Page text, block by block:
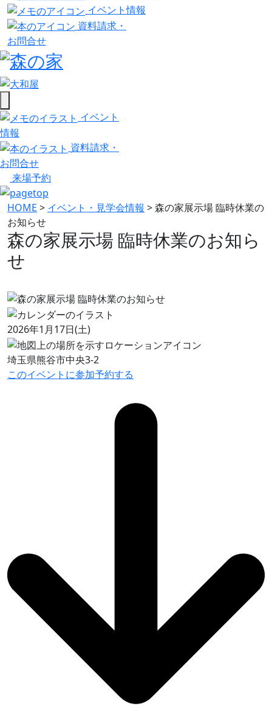
イベント情報
資料請求・
お問合せ
イベント
情報
資料請求・
お問合せ
来場予約
HOME > イベント・見学会情報 >森の家展示場 臨時休業の
お知らせ
森の家展示場 臨時休業のお知ら
せ
2026年1月17日(土)
埼玉県熊谷市中央3-2
このイベントに参加予約する